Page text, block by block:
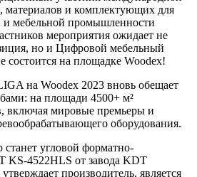
материалов и комплектующих для
и мебельной промышленности
мероприятия ожидает не
но и Цифровой мебельный
состоится на площадке Woodex!
на Woodex 2023 вновь обещает
на площади 4500+ м²
включая мировые премьеры и
оборудования.
угловой форматно-
KS-4522HLS от завода KDT
производитель, является